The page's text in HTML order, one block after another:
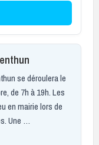
se déroulera le
de 7h à 19h. Les
en mairie lors de
Une …